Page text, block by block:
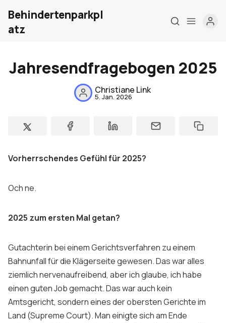
Home
Meine Firma
Behindertenparkpl
atz
Jahresendfragebogen 2025
Christiane Link
5. Jan. 2026
Vorherrschendes Gefühl für 2025?
Och ne.
2025 zum ersten Mal getan?
Gutachterin bei einem Gerichtsverfahren zu einem
Bahnunfall für die Klägerseite gewesen. Das war alles
ziemlich nervenaufreibend, aber ich glaube, ich habe
einen guten Job gemacht. Das war auch kein
Amtsgericht, sondern eines der obersten Gerichte im
Land (Supreme Court). Man einigte sich am Ende